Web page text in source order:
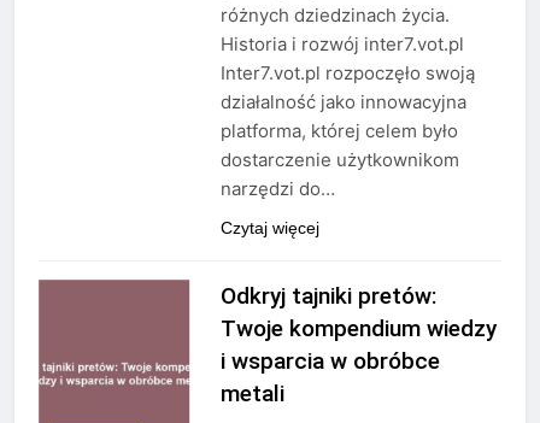
różnych dziedzinach życia.
Historia i rozwój inter7.vot.pl
Inter7.vot.pl rozpoczęło swoją
działalność jako innowacyjna
platforma, której celem było
dostarczenie użytkownikom
narzędzi do…
Czytaj więcej
Odkryj tajniki pretów:
Twoje kompendium wiedzy
i wsparcia w obróbce
metali